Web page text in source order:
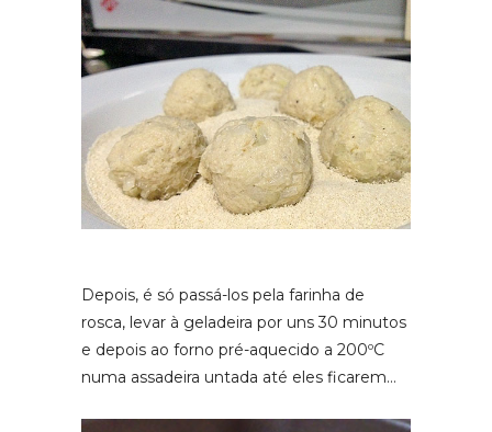
Depois, é só passá-los pela farinha de
rosca, levar à geladeira por uns 30 minutos
e depois ao forno pré-aquecido a 200ºC
numa assadeira untada até eles ficarem…